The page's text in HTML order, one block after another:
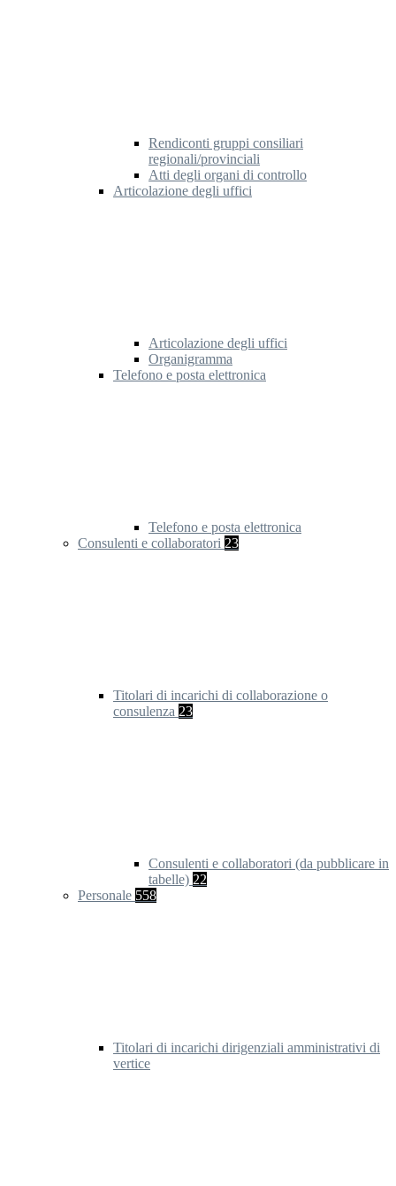
Rendiconti gruppi consiliari
regionali/provinciali
Atti degli organi di controllo
Articolazione degli uffici
Articolazione degli uffici
Organigramma
Telefono e posta elettronica
Telefono e posta elettronica
Consulenti e collaboratori 23
Titolari di incarichi di collaborazione o
consulenza 23
Consulenti e collaboratori (da pubblicare in
tabelle) 22
Personale 558
Titolari di incarichi dirigenziali amministrativi di
vertice